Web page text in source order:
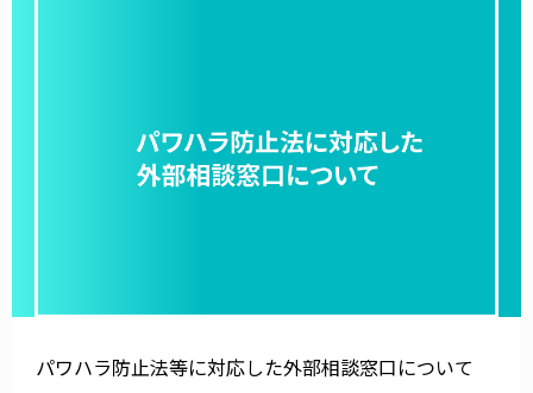
パワハラ防止法等に対応した外部相談窓口について